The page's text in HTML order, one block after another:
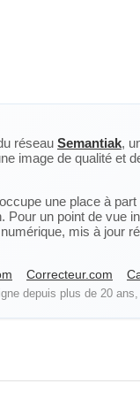
réseau Semantiak,
image de qualité et
une place à
Pour un point de vue
mis à jour
Correcteur.com
depuis plus de 20